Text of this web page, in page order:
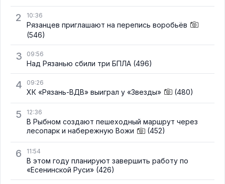
2 10:36
Рязанцев приглашают на перепись воробьёв
(546)
3 09:56
Над Рязанью сбили три БПЛА (496)
4 09:26
ХК «Рязань-ВДВ» выиграл у «Звезды» (480)
5 12:36
В Рыбном создают пешеходный маршрут через
лесопарк и набережную Вожи
(452)
6 11:54
В этом году планируют завершить работу по
«Есенинской Руси» (426)